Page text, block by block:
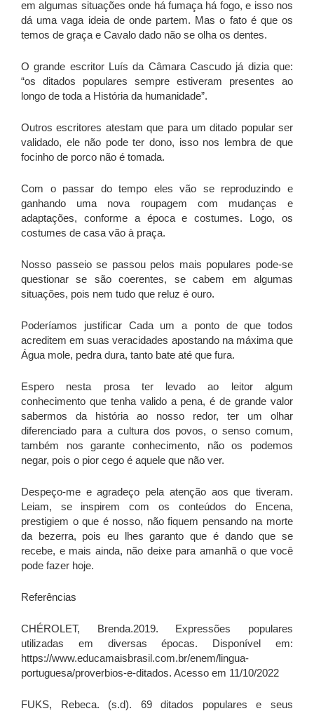
em algumas situações onde há fumaça há fogo, e isso nos
dá uma vaga ideia de onde partem. Mas o fato é que os
temos de graça e Cavalo dado não se olha os dentes.
O grande escritor Luís da Câmara Cascudo já dizia que:
“os ditados populares sempre estiveram presentes ao
longo de toda a História da humanidade”.
Outros escritores atestam que para um ditado popular ser
validado, ele não pode ter dono, isso nos lembra de que
focinho de porco não é tomada.
Com o passar do tempo eles vão se reproduzindo e
ganhando uma nova roupagem com mudanças e
adaptações, conforme a época e costumes. Logo, os
costumes de casa vão à praça.
Nosso passeio se passou pelos mais populares pode-se
questionar se são coerentes, se cabem em algumas
situações, pois nem tudo que reluz é ouro.
Poderíamos justificar Cada um a ponto de que todos
acreditem em suas veracidades apostando na máxima que
Água mole, pedra dura, tanto bate até que fura.
Espero nesta prosa ter levado ao leitor algum
conhecimento que tenha valido a pena, é de grande valor
sabermos da história ao nosso redor, ter um olhar
diferenciado para a cultura dos povos, o senso comum,
também nos garante conhecimento, não os podemos
negar, pois o pior cego é aquele que não ver.
Despeço-me e agradeço pela atenção aos que tiveram.
Leiam, se inspirem com os conteúdos do Encena,
prestigiem o que é nosso, não fiquem pensando na morte
da bezerra, pois eu lhes garanto que é dando que se
recebe, e mais ainda, não deixe para amanhã o que você
pode fazer hoje.
Referências
CHÉROLET, Brenda.2019. Expressões populares
utilizadas em diversas épocas. Disponível em:
https://www.educamaisbrasil.com.br/enem/lingua-
portuguesa/proverbios-e-ditados. Acesso em 11/10/2022
FUKS, Rebeca. (s.d). 69 ditados populares e seus